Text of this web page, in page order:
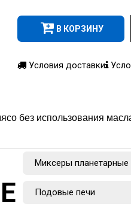
В КОРЗИНУ
Условия доставки
без использования
Миксеры планетарные
Подовые печи